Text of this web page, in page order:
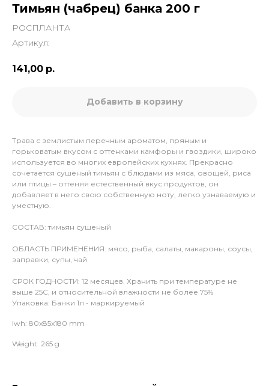
Тимьян (чабрец) банка 200 г
РОСПЛАНТА
Артикул:
141,00 р.
Добавить в корзину
Трава с землистым перечным ароматом, пряным и
горьковатым вкусом с оттенками камфоры и гвоздики, широко
используется во многих европейских кухнях. Прекрасно
сочетается сушеный тимьян с блюдами из мяса, овощей, риса
или птицы – оттеняя естественный вкус продуктов, он
добавляет в него свою собственную ноту, легко узнаваемую и
уместную.
СОСТАВ: тимьян сушеный
ОБЛАСТЬ ПРИМЕНЕНИЯ: мясо, рыба, салаты, макароны, соусы,
заправки, супы, чай
СРОК ГОДНОСТИ: 12 месяцев. Хранить при температуре не
выше 25С, и относительной влажности не более 75%
Упаковка: Банки 1л - маркируемый
lwh: 80x85x180 mm
Weight: 265 g